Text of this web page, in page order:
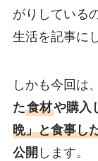
がりしている
生活を記事に
しかも今回は
た食材や購入
晩」と食事し
公開 します。